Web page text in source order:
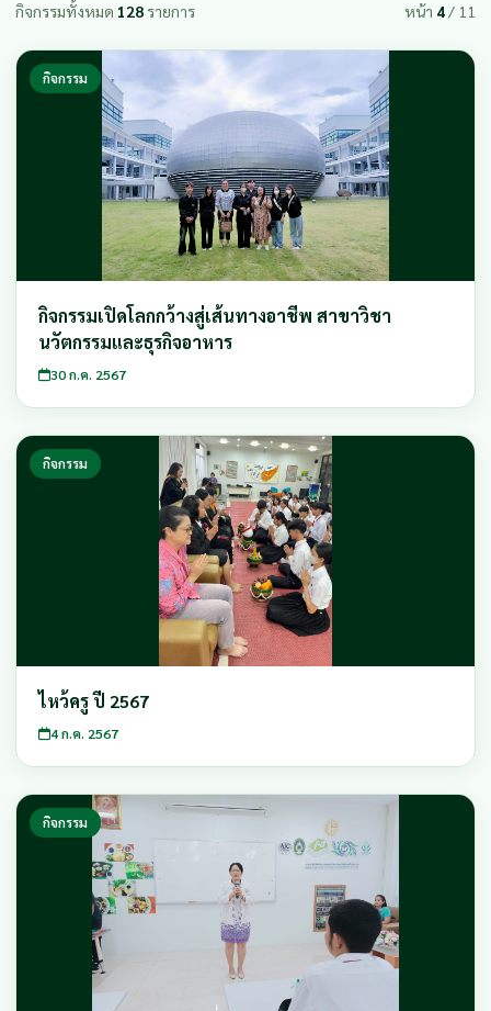
กิจกรรมทั้งหมด 128 รายการ หน้า 4/ 11
กิจกรรม
กิจกรรมเปิดโลกกว้างสู่เส้นทางอาชีพ สาขาวิชา
นวัตกรรมและธุรกิจอาหาร
30 ก.ค. 2567
กิจกรรม
ไหว้ครู ปี 2567
4 ก.ค. 2567
กิจกรรม